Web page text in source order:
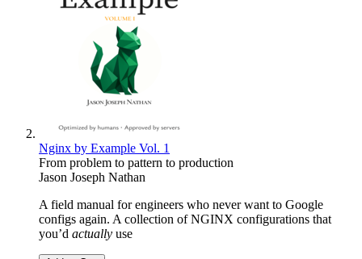
Nginx by Example Vol. 1
From problem to pattern to production
Jason Joseph Nathan
A field manual for engineers who never want to Google
configs again. A collection of NGINX configurations that
you’d actually use